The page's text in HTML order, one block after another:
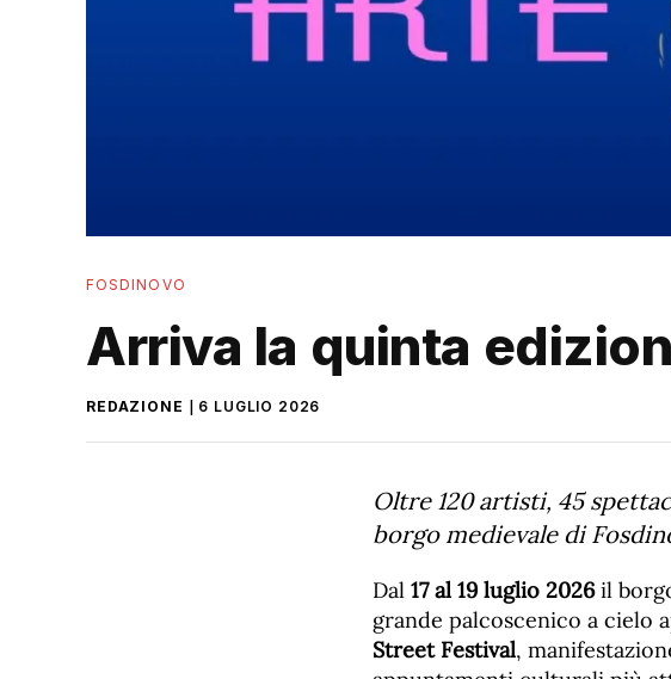
FOSDINOVO
Arriva la quinta
REDAZIONE 6 LUGLIO 2026
Oltre 120 artisti, 45
borgo medievale di
Dal 17 al 19 luglio 2026il
grande palcoscenico a cielo
Street Festival,